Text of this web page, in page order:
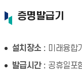
증명발급기
설치장소 : 미래융합
발급시간 : 공휴일포